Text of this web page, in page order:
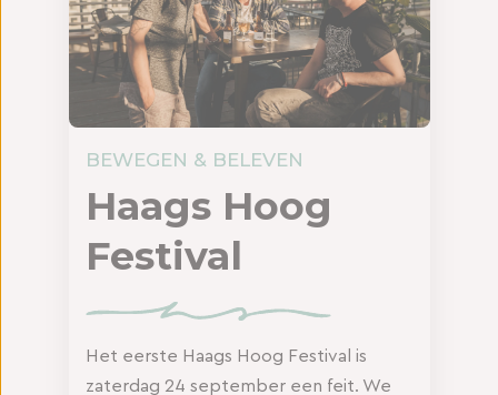
Cadeaubon
Shop
Over ons
Het bureau
Contact
BEWEGEN & BELEVEN
Haags Hoog
Festival
Het eerste Haags Hoog Festival is
zaterdag 24 september een feit. We